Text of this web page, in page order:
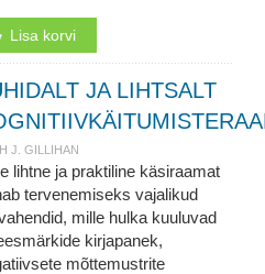
Lisa korvi
JA LIHTSALT
J. GILLIHAN
lihtne ja praktiline käsiraamat
tervenemiseks vajalikud
mille hulka kuuluvad
kirjapanek,
mõttemustrite